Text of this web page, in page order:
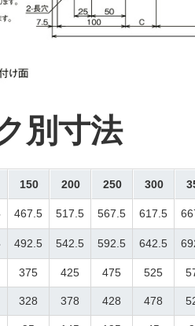
別寸法
150 200 250 300
467.5 517.5 567.5 617.5
492.5 542.5 592.5 642.5
375 425 475 525
328 378 428 478